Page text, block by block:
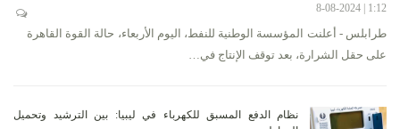
1:12 | 8-08-2024
طرابلس - أعلنت المؤسسة الوطنية للنفط، اليوم الأربعاء، حالة القوة القاهرة
على حقل الشرارة، بعد توقف الإنتاج في…
نظام الدفع المسبق للكهرباء في ليبيا: بين الترشيد وتحميل